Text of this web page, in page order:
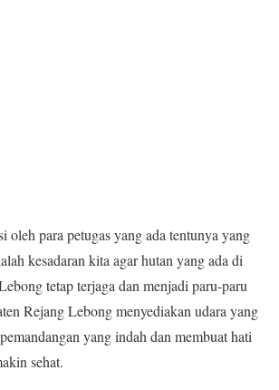
oleh para petugas yang ada tentunya yang
kesadaran kita agar hutan yang ada di
tetap terjaga dan menjadi paru-paru
Rejang Lebong menyediakan udara yang
yang indah dan membuat hati
sehat.